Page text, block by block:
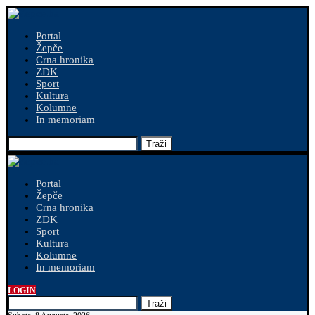
Portal
Žepče
Crna hronika
ZDK
Sport
Kultura
Kolumne
In memoriam
Traži
Portal
Žepče
Crna hronika
ZDK
Sport
Kultura
Kolumne
In memoriam
LOGIN
Traži